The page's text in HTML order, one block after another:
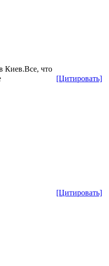
[Цитировать]
Киев.Все, что
[Цитировать]